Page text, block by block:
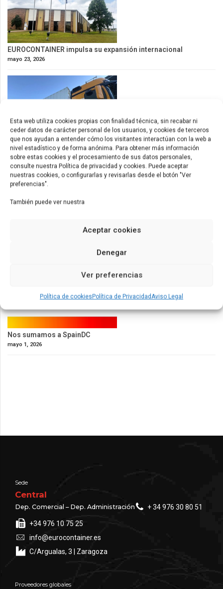
Esta web utiliza cookies propias con finalidad técnica, sin recabar ni
ceder datos de carácter personal de los usuarios, y cookies de terceros
que nos ayudan a entender cómo los visitantes interactúan con la web a
nivel estadístico y de forma anónima. Para obtener más información
sobre estas cookies y el procesamiento de sus datos personales,
consulte nuestra Política de privacidad y cookies. Puede aceptar
nuestras cookies, o configurarlas y revisarlas desde el botón "Ver
preferencias".
También puede ver nuestra
Aceptar cookies
Denegar
Ver preferencias
Política de cookiesPolítica de PrivacidadAviso Legal
EUROCONTAINER impulsa su expansión internacional
mayo 23, 2026
Nuevos contenedores de 53ft para América
mayo 9, 2026
Nos sumamos a SpainDC
mayo 1, 2026
Sede
Central
Dep. Comercial – Dep. Administración + 34 976 30 80 51
+34 976 10 75 25
info@eurocontainer.es
C/Argualas, 3 | Zaragoza
Proveedores globales